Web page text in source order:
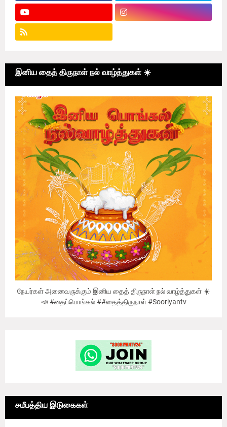
இனிய தைத் திருநாள் நல் வாழ்த்துகள் ☀️
நேயர்கள் அனைவருக்கும் இனிய தைத் திருநாள் நல் வாழ்த்துகள் ☀️
📣 #தைப்பொங்கல் ##தைத்திருநாள் #Sooriyantv
சமீபத்திய இடுகைகள்